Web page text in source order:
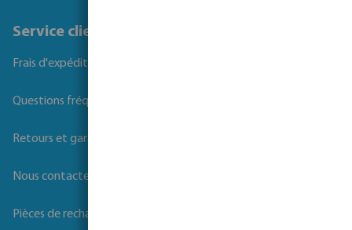
Service client
Frais d'expédition
Questions fréquemment posées
Retours et garanties
Nous contacter
Pièces de rechange